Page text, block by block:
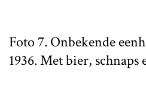
Foto 7. Onbekende
1936. Met bier, schnaps